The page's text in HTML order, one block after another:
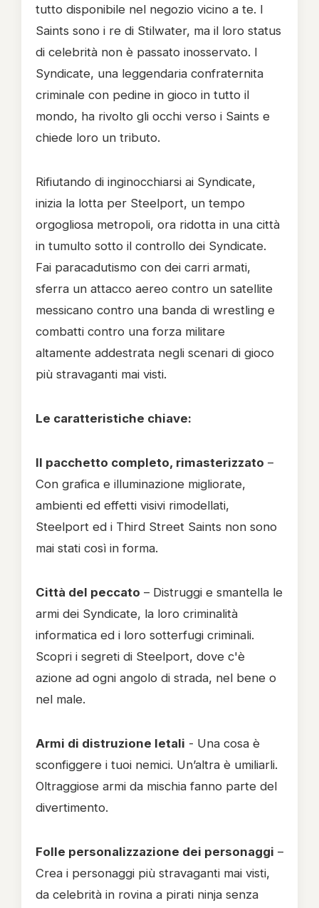
tutto disponibile nel negozio vicino a te. I
Saints sono i re di Stilwater, ma il loro status
di celebrità non è passato inosservato. I
Syndicate, una leggendaria confraternita
criminale con pedine in gioco in tutto il
mondo, ha rivolto gli occhi verso i Saints e
chiede loro un tributo.
Rifiutando di inginocchiarsi ai Syndicate,
inizia la lotta per Steelport, un tempo
orgogliosa metropoli, ora ridotta in una città
in tumulto sotto il controllo dei Syndicate.
Fai paracadutismo con dei carri armati,
sferra un attacco aereo contro un satellite
messicano contro una banda di wrestling e
combatti contro una forza militare
altamente addestrata negli scenari di gioco
più stravaganti mai visti.
Le caratteristiche chiave:
Il pacchetto completo, rimasterizzato –
Con grafica e illuminazione migliorate,
ambienti ed effetti visivi rimodellati,
Steelport ed i Third Street Saints non sono
mai stati così in forma.
Città del peccato – Distruggi e smantella le
armi dei Syndicate, la loro criminalità
informatica ed i loro sotterfugi criminali.
Scopri i segreti di Steelport, dove c'è
azione ad ogni angolo di strada, nel bene o
nel male.
Armi di distruzione letali - Una cosa è
sconfiggere i tuoi nemici. Un’altra è umiliarli.
Oltraggiose armi da mischia fanno parte del
divertimento.
Folle personalizzazione dei personaggi –
Crea i personaggi più stravaganti mai visti,
da celebrità in rovina a pirati ninja senza